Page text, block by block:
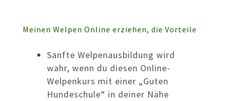
Meinen Welpen Online erziehen, die Vorteile
Sanfte Welpenausbildung wird
wahr, wenn du diesen Online-
Welpenkurs mit einer „Guten
Hundeschule“ in deiner Nähe